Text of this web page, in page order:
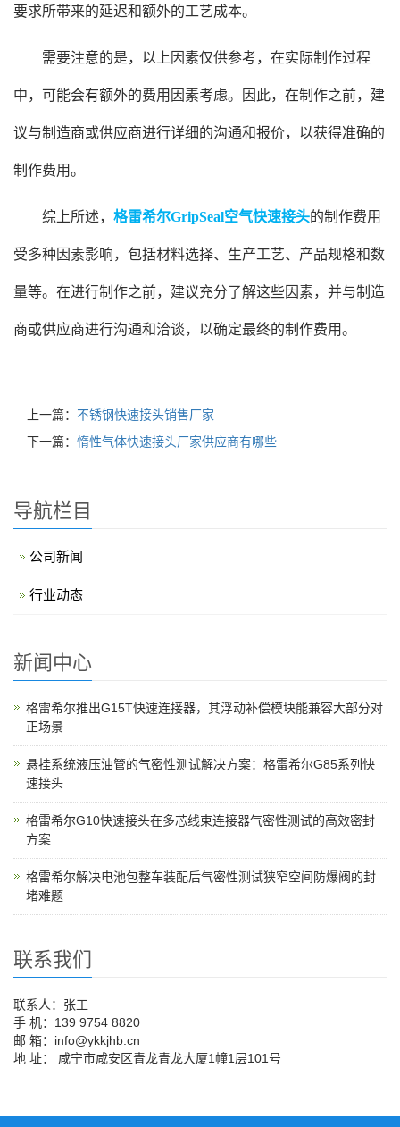
要求所带来的延迟和额外的工艺成本。
需要注意的是，以上因素仅供参考，在实际制作过程
中，可能会有额外的费用因素考虑。因此，在制作之前，建
议与制造商或供应商进行详细的沟通和报价，以获得准确的
制作费用。
综上所述， 格雷希尔GripSeal空气快速接头的制作费用
受多种因素影响，包括材料选择、生产工艺、产品规格和数
量等。在进行制作之前，建议充分了解这些因素，并与制造
商或供应商进行沟通和洽谈，以确定最终的制作费用。
上一篇： 不锈钢快速接头销售厂家
下一篇： 惰性气体快速接头厂家供应商有哪些
导航栏目
公司新闻
行业动态
新闻中心
格雷希尔推出G15T快速连接器，其浮动补偿模块能兼容大部分对
正场景
悬挂系统液压油管的气密性测试解决方案：格雷希尔G85系列快
速接头
格雷希尔G10快速接头在多芯线束连接器气密性测试的高效密封
方案
格雷希尔解决电池包整车装配后气密性测试狭窄空间防爆阀的封
堵难题
联系我们
联系人：张工
手 机：139 9754 8820
邮 箱：info@ykkjhb.cn
地 址： 咸宁市咸安区青龙青龙大厦1幢1层101号